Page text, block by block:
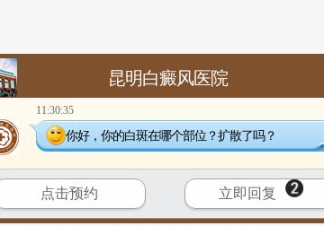
对皮肤的直接影响。花粉颗粒可能附着在皮肤表面，
、红肿或湿疹。频繁的搔抓或摩擦会损害皮肤屏障，造
形反应”机制，诱发新的白斑在受损区域出现。因此，即
可能成为症状加重的催化剂。
加心理压力。而压力已被广泛认为是白癜风的重要诱
昆明白癜风医院
11:30:35
你好，你的白斑在哪个部位？扩散了吗？
点击预约 立即回复